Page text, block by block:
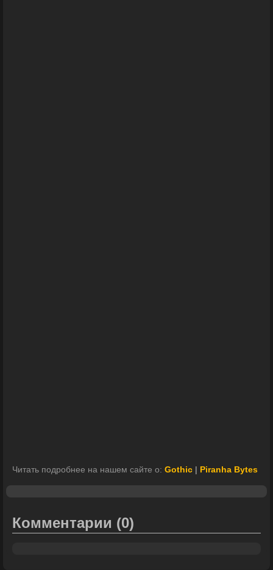
Читать подробнее на нашем сайте о: Gothic Piranha Bytes
Комментарии (0)